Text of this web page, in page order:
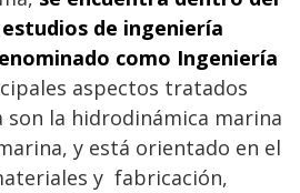
de ingeniería
como Ingeniería
aspectos tratados
la hidrodinámica marina
y está orientado en el
y fabricación,